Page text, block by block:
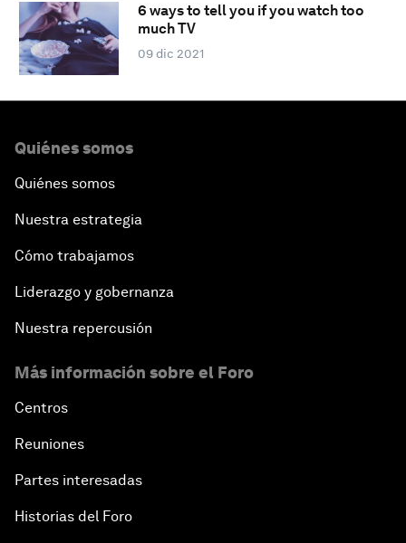
6 ways to tell you if you watch too
much TV
09 dic 2021
Quiénes somos
Quiénes somos
Nuestra estrategia
Cómo trabajamos
Liderazgo y gobernanza
Nuestra repercusión
Más información sobre el Foro
Centros
Reuniones
Partes interesadas
Historias del Foro